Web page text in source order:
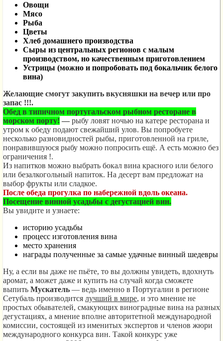
Овощи
Мясо
Рыба
Цветы
Хлеб домашнего производства
Сыры из центральных регионов с малым
производством, но качественным приготовлением
Устрицы (можно и попробовать под бокальчик белого
вина)
Желающие смогут закупить вкусняшки на вечер или про
запас !!!.
Обед в типичном португальском рыбном ресторане в
морском порту! — рыбу ловят ночью на катере ресторана и
утром к обеду подают свежайший улов. Вы попробуете
несколько разновидностей рыбы, приготовленной на гриле,
понравившуюся рыбу можно попросить ещё. А есть можно без
ограничения !.
Из напитков можно выбрать бокал вина красного или белого
или безалкогольный напиток. На десерт вам предложат на
выбор фрукты или сладкое.
После обеда прогулка по набережной вдоль океана.
Посещение винной усадьбы с дегустацией вин.
Вы увидите и узнаете:
историю усадьбы
процесс изготовления вина
место хранения
награды полученные за самые удачные винный шедевры
Ну, а если вы даже не пьёте, то вы должны увидеть, вдохнуть
аромат, а может даже и купить на случай когда сможете
выпить Мускатель — ведь именно в Португалии в регионе
Сетубаль производится лучший в мире, и это мнение не
простых обывателей, смакующих виноградные вина на разных
дегустациях, а мнение вполне авторитетной международной
комиссии, состоящей из именитых экспертов и членов жюри
международного конкурса вин. Такой конкурс уже